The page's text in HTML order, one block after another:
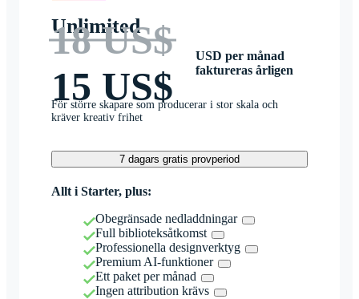
Unlimited
18 US$
15 US$
USD per månad
faktureras årligen
För större skapare som producerar i stor skala och
kräver kreativ frihet
7 dagars gratis provperiod
Allt i Starter, plus:
Obegränsade nedladdningar
Full biblioteksåtkomst
Professionella designverktyg
Premium AI-funktioner
Ett paket per månad
Ingen attribution krävs